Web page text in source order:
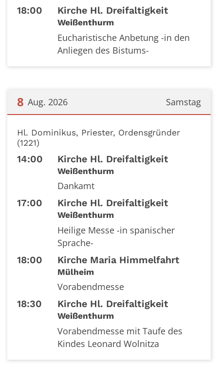
18:00 Kirche Hl. Dreifaltigkeit
Weißenthurm
Eucharistische Anbetung -in den
Anliegen des Bistums-
Samstag
8 Aug. 2026
Hl. Dominikus, Priester, Ordensgründer
(1221)
14:00 Kirche Hl. Dreifaltigkeit
Weißenthurm
Dankamt
17:00 Kirche Hl. Dreifaltigkeit
Weißenthurm
Heilige Messe -in spanischer
Sprache-
18:00 Kirche Maria Himmelfahrt
Mülheim
Vorabendmesse
18:30 Kirche Hl. Dreifaltigkeit
Weißenthurm
Vorabendmesse mit Taufe des
Kindes Leonard Wolnitza